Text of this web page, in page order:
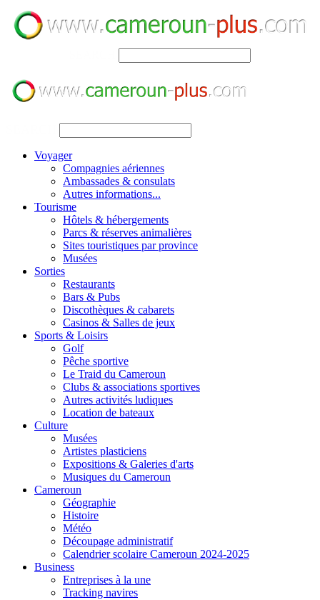
Voyager
Compagnies aériennes
Ambassades & consulats
Autres informations...
Tourisme
Hôtels & hébergements
Parcs & réserves animalières
Sites touristiques par province
Musées
Sorties
Restaurants
Bars & Pubs
Discothèques & cabarets
Casinos & Salles de jeux
Sports & Loisirs
Golf
Pêche sportive
Le Traid du Cameroun
Clubs & associations sportives
Autres activités ludiques
Location de bateaux
Culture
Musées
Artistes plasticiens
Expositions & Galeries d'arts
Musiques du Cameroun
Cameroun
Géographie
Histoire
Météo
Découpage administratif
Calendrier scolaire Cameroun 2024-2025
Business
Entreprises à la une
Tracking navires